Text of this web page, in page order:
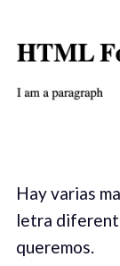
Hay varias
letra
queremos.